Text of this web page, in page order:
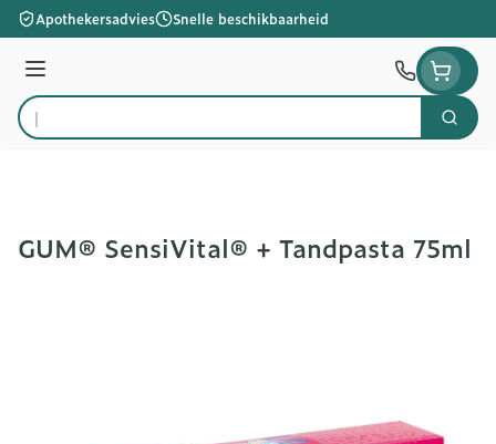
Ga naar de inhoud
Apothekersadvies Snelle beschikbaarheid
Menu
Product, merk, categorie...
Zoek
GUM® SensiVital® + Tandpasta 75ml